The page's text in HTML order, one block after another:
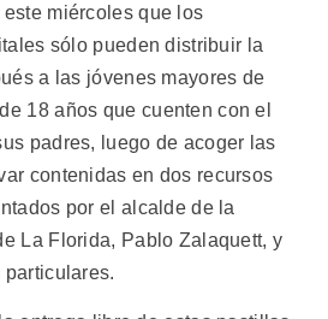
miércoles que los
sólo pueden distribuir la
a las jóvenes mayores de
18 años que cuenten con el
padres, luego de acoger las
contenidas en dos recursos
por el alcalde de la
La Florida, Pablo Zalaquett, y